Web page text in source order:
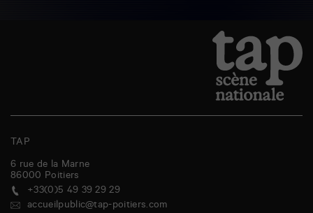
TAP
6 rue de la Marne
86000 Poitiers
+33(0)5 49 39 29 29
accueilpublic@tap-poitiers.com